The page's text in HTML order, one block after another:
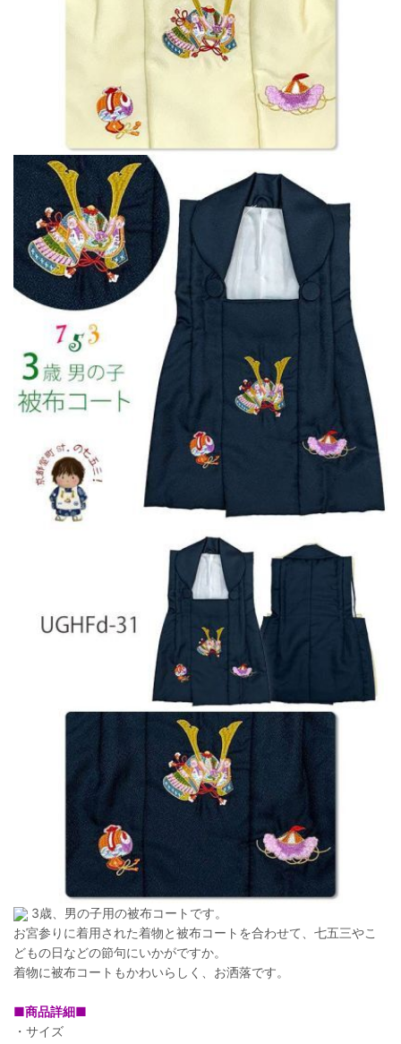
3歳、男の子用の被布コートです。
お宮参りに着用された着物と被布コートを合わせて、七五三やこ
どもの日などの節句にいかがですか。
着物に被布コートもかわいらしく、お洒落です。
■商品詳細■
・サイズ